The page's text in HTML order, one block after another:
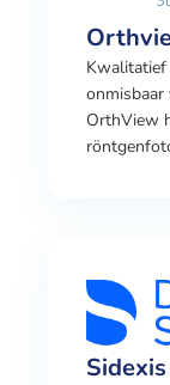
Kwalitatief
onmisbaar
OrthView
Sidexis